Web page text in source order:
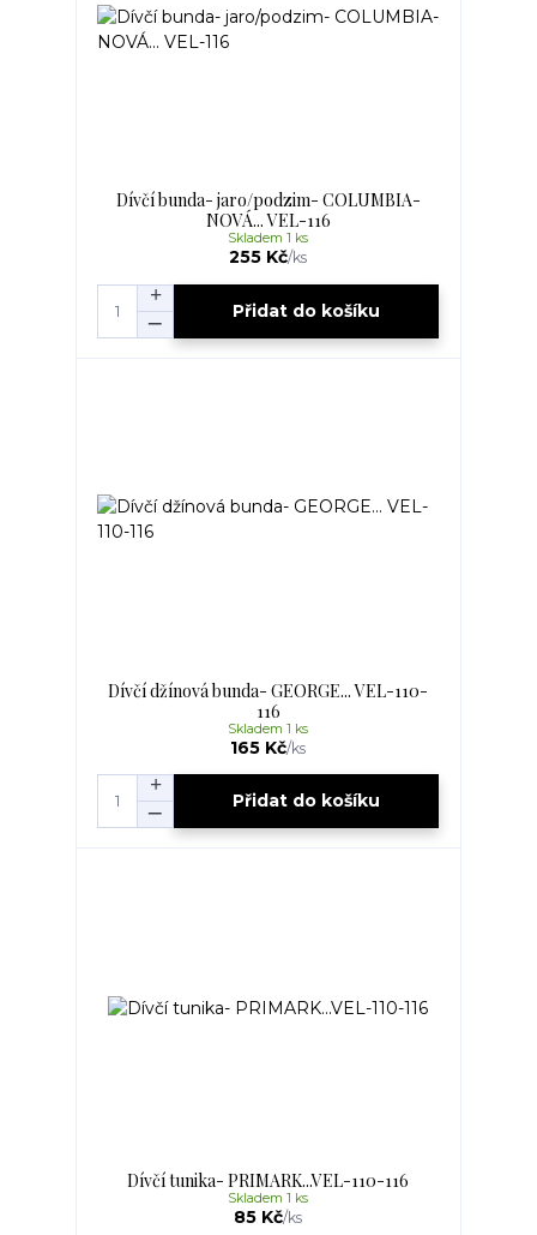
Dívčí bunda- jaro/podzim- COLUMBIA-
NOVÁ... VEL-116
255 Kč/ks
Skladem 1 ks
Přidat do košíku
Dívčí džínová bunda- GEORGE... VEL-110-
116
165 Kč/ks
Skladem 1 ks
Přidat do košíku
Dívčí tunika- PRIMARK...VEL-110-116
85 Kč/ks
Skladem 1 ks